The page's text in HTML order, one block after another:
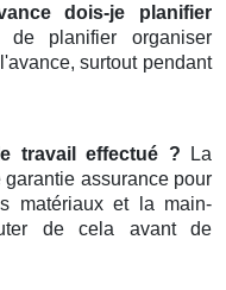
dois-je planifier
planifier organiser
surtout pendant
travail effectué ? La
assurance pour
matériaux et la main-
de cela avant de